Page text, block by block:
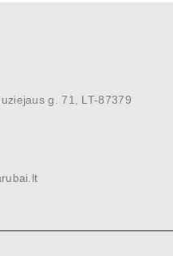
g. 71, LT-87379